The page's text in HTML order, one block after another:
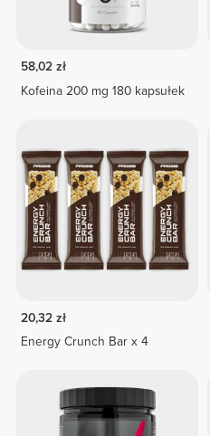
58,02 zł
Kofeina 200 mg 180 kapsułek
20,32 zł
Energy Crunch Bar x 4